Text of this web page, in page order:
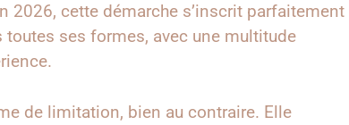
2026, cette démarche s’inscrit parfaitement
ses formes, avec une multitude
de limitation, bien au contraire. Elle